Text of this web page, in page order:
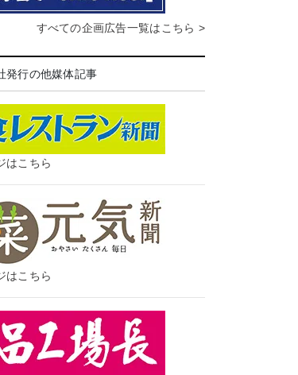
すべての企画広告一覧はこちら >
発行の他媒体記事
はこちら
はこちら